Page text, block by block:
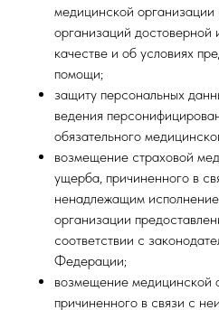
медицинской
организаций
качестве и об условиях
помощи;
защиту персональных
ведения
обязательного
возмещение страховой
ущерба, причиненного в
ненадлежащим
организации
соответствии с
Федерации;
возмещение медицинской
причиненного в связи с